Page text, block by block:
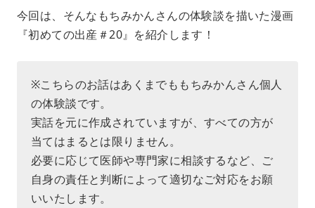
今回は、そんなもちみかんさんの体験談を描いた漫画
『初めての出産＃20』を紹介します！
※こちらのお話はあくまでももちみかんさん個人
の体験談です。
実話を元に作成されていますが、すべての方が
当てはまるとは限りません。
必要に応じて医師や専門家に相談するなど、ご
自身の責任と判断によって適切なご対応をお願
いいたします。